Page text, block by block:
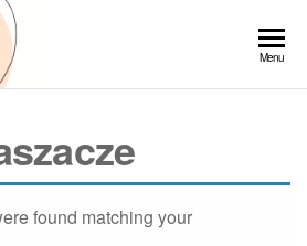
Menu
found matching your